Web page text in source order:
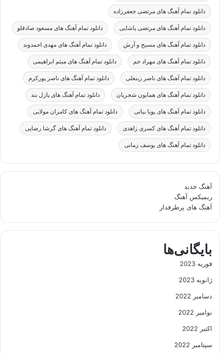
دانلود تمام آهنگ های مرتضی جعفرزاده
دانلود تمام آهنگ های مرتضی پاشایی دانلود تمام آهنگ های مسعود صادقلو
دانلود تمام آهنگ های مسیح و آرش دانلود تمام آهنگ های مهدی احمدوند
دانلود تمام آهنگ های مهراد جم دانلود تمام آهنگ های میثم ابراهیمی
دانلود تمام آهنگ های ناصر زینعلی دانلود تمام آهنگ های ناصر پورکرم
دانلود تمام آهنگ های همایون شجریان دانلود تمام آهنگ های پازل بند
دانلود تمام آهنگ های پویا بیاتی دانلود تمام آهنگ های کامران مولایی
دانلود تمام آهنگ های کسری زاهدی دانلود تمام آهنگ های گرشا رضایی
دانلود تمام آهنگ های یوسف زمانی
آهنگ جدید
ریمیکس آهنگ
آهنگ های پرطرفدار
بایگانی‌ها
فوریه 2023
ژانویه 2023
دسامبر 2022
نوامبر 2022
اکتبر 2022
سپتامبر 2022